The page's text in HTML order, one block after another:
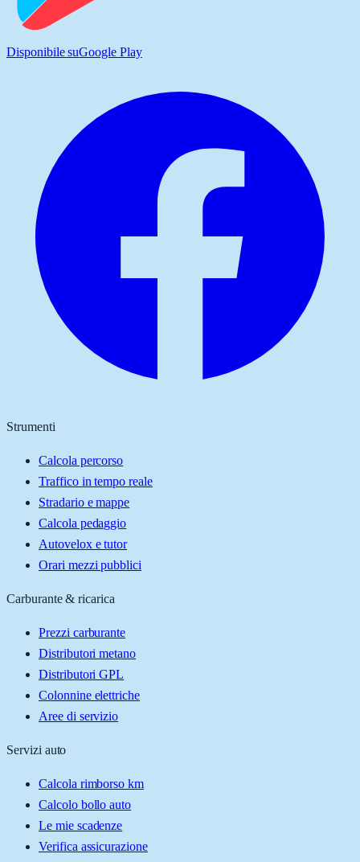
Disponibile suGoogle Play
Strumenti
Calcola percorso
Traffico in tempo reale
Stradario e mappe
Calcola pedaggio
Autovelox e tutor
Orari mezzi pubblici
Carburante & ricarica
Prezzi carburante
Distributori metano
Distributori GPL
Colonnine elettriche
Aree di servizio
Servizi auto
Calcola rimborso km
Calcolo bollo auto
Le mie scadenze
Verifica assicurazione